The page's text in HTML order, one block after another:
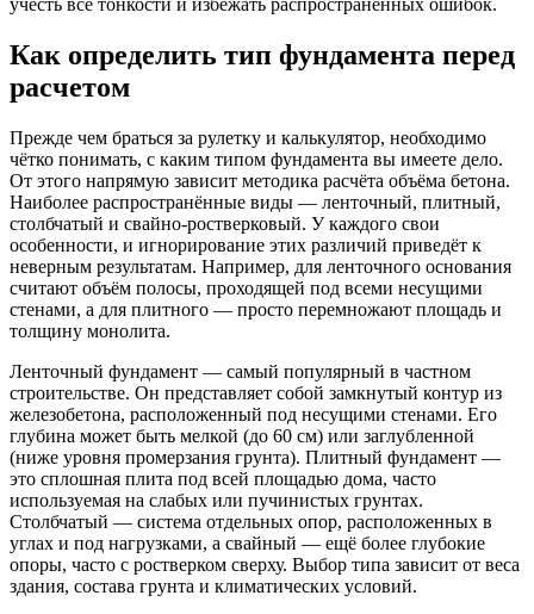
Как определить тип фундамента перед
расчетом
Прежде чем браться за рулетку и калькулятор, необходимо
чётко понимать, с каким типом фундамента вы имеете дело.
От этого напрямую зависит методика расчёта объёма бетона.
Наиболее распространённые виды — ленточный, плитный,
столбчатый и свайно-ростверковый. У каждого свои
особенности, и игнорирование этих различий приведёт к
неверным результатам. Например, для ленточного основания
считают объём полосы, проходящей под всеми несущими
стенами, а для плитного — просто перемножают площадь и
толщину монолита.
Ленточный фундамент — самый популярный в частном
строительстве. Он представляет собой замкнутый контур из
железобетона, расположенный под несущими стенами. Его
глубина может быть мелкой (до 60 см) или заглубленной
(ниже уровня промерзания грунта). Плитный фундамент —
это сплошная плита под всей площадью дома, часто
используемая на слабых или пучинистых грунтах.
Столбчатый — система отдельных опор, расположенных в
углах и под нагрузками, а свайный — ещё более глубокие
опоры, часто с ростверком сверху. Выбор типа зависит от веса
здания, состава грунта и климатических условий.